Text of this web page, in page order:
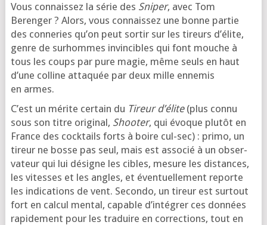
Vous connais­sez la série des Sniper, avec Tom
Berenger ? Alors, vous connais­sez une bonne par­tie
des conne­ries qu’on peut sor­tir sur les tireurs d’é­lite,
genre de sur­hommes invin­cibles qui font mouche à
tous les coups par pure magie, même seuls en haut
d’une col­line atta­quée par deux mille enne­mis
en armes.
C’est un mérite cer­tain du Tireur d’é­lite(plus connu
sous son titre ori­gi­nal, Shooter, qui évoque plu­tôt en
France des cock­tails forts à boire cul-sec) : pri­mo, un
tireur ne bosse pas seul, mais est asso­cié à un obser­
va­teur qui lui désigne les cibles, mesure les dis­tances,
les vitesses et les angles, et éven­tuel­le­ment reporte
les indi­ca­tions de vent. Secondo, un tireur est sur­tout
fort en cal­cul men­tal, capable d’in­té­grer ces don­nées
rapi­de­ment pour les tra­duire en cor­rec­tions, tout en